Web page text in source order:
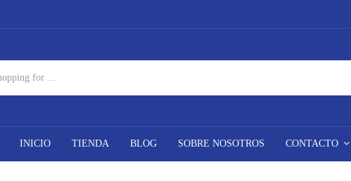
INICIO TIENDA BLOG SOBRE NOSOTROS CONTACTO